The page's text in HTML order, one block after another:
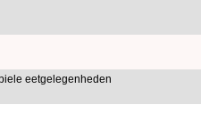
eetgelegenheden